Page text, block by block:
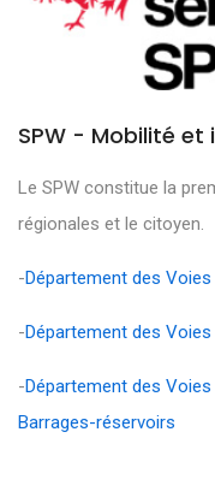
SPW - Mobilité
Le SPW constitue la
régionales et le citoyen.
-Département des
-Département des
-Département des
Barrages-réservoirs